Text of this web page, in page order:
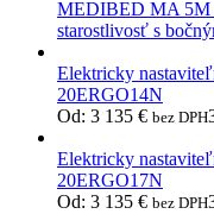
MEDIBED MA 5M
starostlivosť s
Elektricky
20ERGO14N
Od: 3 135 € bez DPH
Elektricky
20ERGO17N
Od: 3 135 € bez DPH